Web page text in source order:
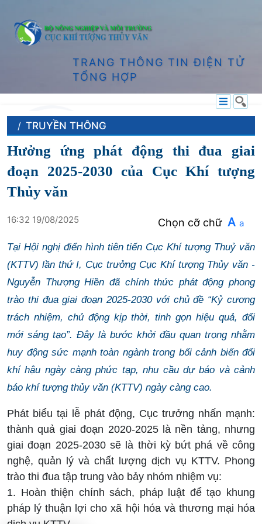
TRANG THÔNG TIN ĐIỆN TỬ
TỔNG HỢP
TRUYỀN THÔNG
Hưởng ứng phát động thi đua giai
đoạn 2025-2030 của Cục Khí tượng
Thủy văn
16:32 19/08/2025 Chọn cỡ chữ A a
Tại Hội nghị điển hình tiên tiến Cục Khí tượng Thuỷ văn
(KTTV) lần thứ I, Cục trưởng Cục Khí tượng Thủy văn -
Nguyễn Thượng Hiền đã chính thức phát động phong
trào thi đua giai đoạn 2025-2030 với chủ đề “Kỷ cương
trách nhiệm, chủ động kịp thời, tinh gọn hiệu quả, đổi
mới sáng tạo”. Đây là bước khởi đầu quan trọng nhằm
huy động sức mạnh toàn ngành trong bối cảnh biến đổi
khí hậu ngày càng phức tạp, nhu cầu dự báo và cảnh
báo khí tượng thủy văn (KTTV) ngày càng cao.
Phát biểu tại lễ phát động, Cục trưởng nhấn mạnh:
thành quả giai đoạn 2020-2025 là nền tảng, nhưng
giai đoạn 2025-2030 sẽ là thời kỳ bứt phá về công
nghệ, quản lý và chất lượng dịch vụ KTTV. Phong
trào thi đua tập trung vào bảy nhóm nhiệm vụ:
1. Hoàn thiện chính sách, pháp luật để tạo khung
pháp lý thuận lợi cho xã hội hóa và thương mại hóa